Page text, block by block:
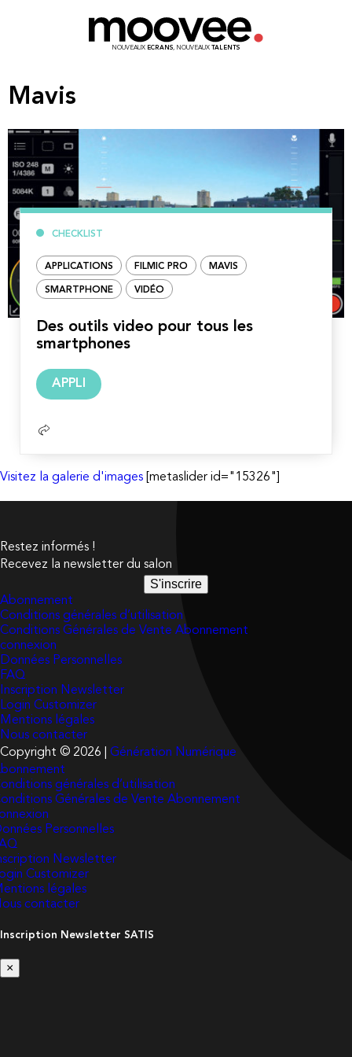
NOUVEAUX ECRANS, NOUVEAUX TALENTS
Mavis
CHECKLIST
APPLICATIONS FILMIC PRO MAVIS
SMARTPHONE VIDÉO
Des outils video pour tous les
smartphones
APPLI
Visitez la galerie d'images [metaslider id="15326"]
Restez informés !
Recevez la newsletter du salon
S'inscrire
Abonnement
Conditions générales d’utilisation
Conditions Générales de Vente Abonnement
connexion
Données Personnelles
FAQ
Inscription Newsletter
Login Customizer
Mentions légales
Nous contacter
Copyright © 2026 | Génération Numérique
générales d’utilisation
Générales de Vente Abonnement
Personnelles
Newsletter
Customizer
légales
contacter
Inscription Newsletter SATIS
×